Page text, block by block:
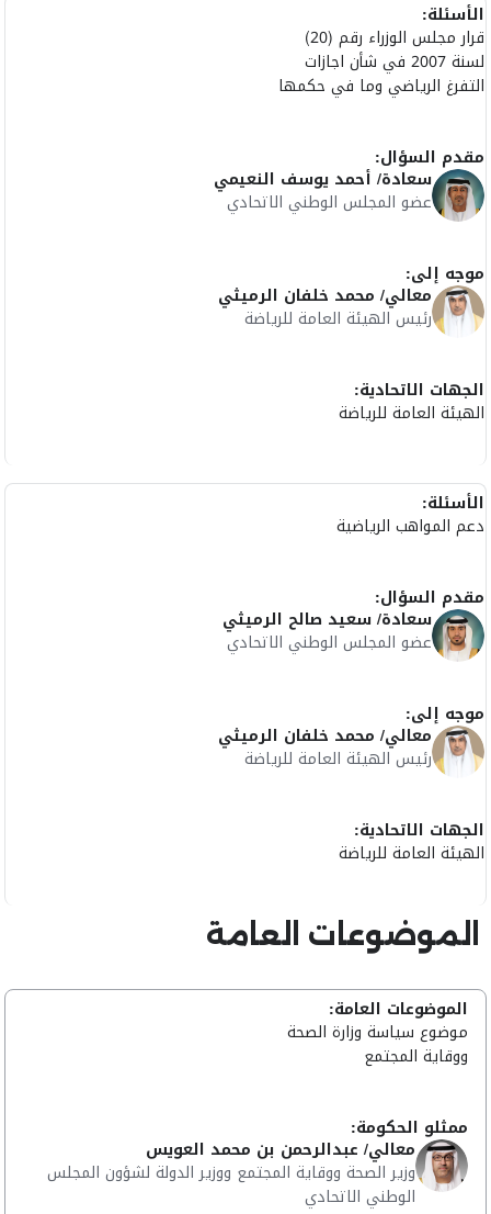
الأسئلة:
قرار مجلس الوزراء رقم (20)
لسنة 2007 في شأن اجازات
التفرغ الرياضي وما في حكمها
مقدم السؤال:
سعادة/ أحمد يوسف النعيمي
عضو المجلس الوطني الاتحادي
موجه إلى:
معالي/ محمد خلفان الرميثي
رئيس الهيئة العامة للرياضة
الجهات الاتحادية:
الهيئة العامة للرياضة
الأسئلة:
دعم المواهب الرياضية
مقدم السؤال:
سعادة/ سعيد صالح الرميثي
عضو المجلس الوطني الاتحادي
موجه إلى:
معالي/ محمد خلفان الرميثي
رئيس الهيئة العامة للرياضة
الجهات الاتحادية:
الهيئة العامة للرياضة
الموضوعات العامة
الموضوعات العامة:
موضوع سياسة وزارة الصحة
ووقاية المجتمع
ممثلو الحكومة:
معالي/ عبدالرحمن بن محمد العويس
وزير الصحة ووقاية المجتمع ووزير الدولة لشؤون المجلس
الوطني الاتحادي